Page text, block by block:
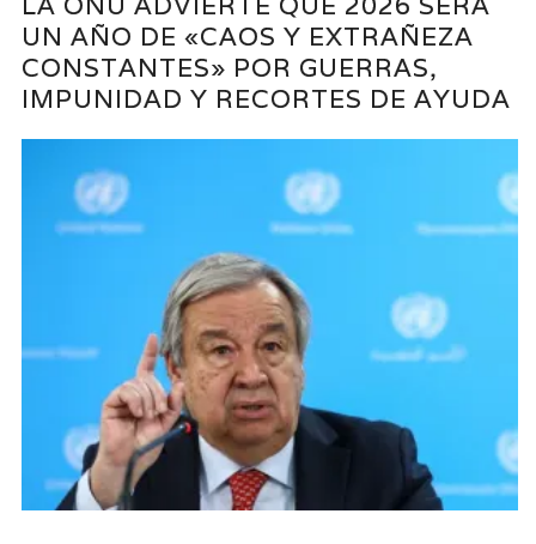
UN AÑO DE «CAOS Y EXTRAÑEZA
CONSTANTES» POR GUERRAS,
IMPUNIDAD Y RECORTES DE AYUDA